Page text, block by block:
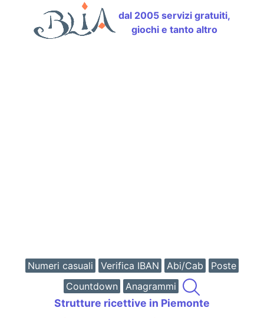
dal 2005 servizi gratuiti,
giochi e tanto altro
Numeri casuali Verifica IBAN Abi/Cab
Poste
Countdown
Anagrammi
Strutture ricettive in Piemonte